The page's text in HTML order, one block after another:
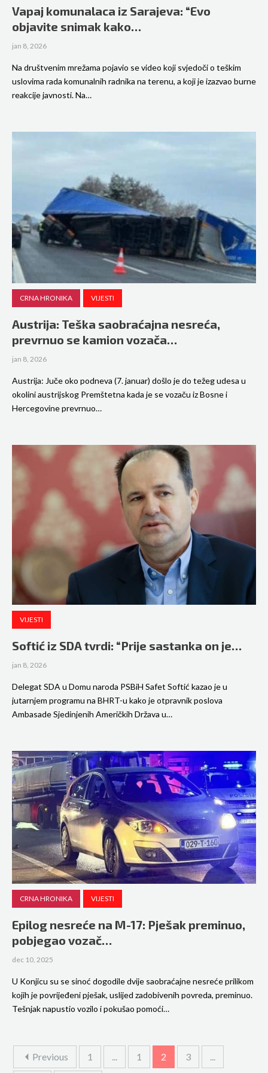
Vapaj komunalaca iz Sarajeva: “Evo
objavite snimak kako…
jan 8, 2026
Na društvenim mrežama pojavio se video koji svjedoči o teškim
uslovima rada komunalnih radnika na terenu, a koji je izazvao burne
reakcije javnosti. Na…
CRNA HRONIKA VIJESTI
Austrija: Teška saobraćajna nesreća,
prevrnuo se kamion vozača…
jan 8, 2026
Austrija: Juče oko podneva (7. januar) došlo je do težeg udesa u
okolini austrijskog Premštetna kada je se vozaču iz Bosne i
Hercegovine prevrnuo…
VIJESTI
Softić iz SDA tvrdi: “Prije sastanka on je…
jan 8, 2026
Delegat SDA u Domu naroda PSBiH Safet Softić kazao je u
jutarnjem programu na BHRT-u kako je otpravnik poslova
Ambasade Sjedinjenih Američkih Država u…
CRNA HRONIKA VIJESTI
Epilog nesreće na M-17: Pješak preminuo,
pobjegao vozač…
dec 10, 2025
U Konjicu su se sinoć dogodile dvije saobraćajne nesreće prilikom
kojih je povrijeđeni pješak, uslijed zadobivenih povreda, preminuo.
Tešnjak napustio vozilo i pokušao pomoći…
Previous 1 1 2 3